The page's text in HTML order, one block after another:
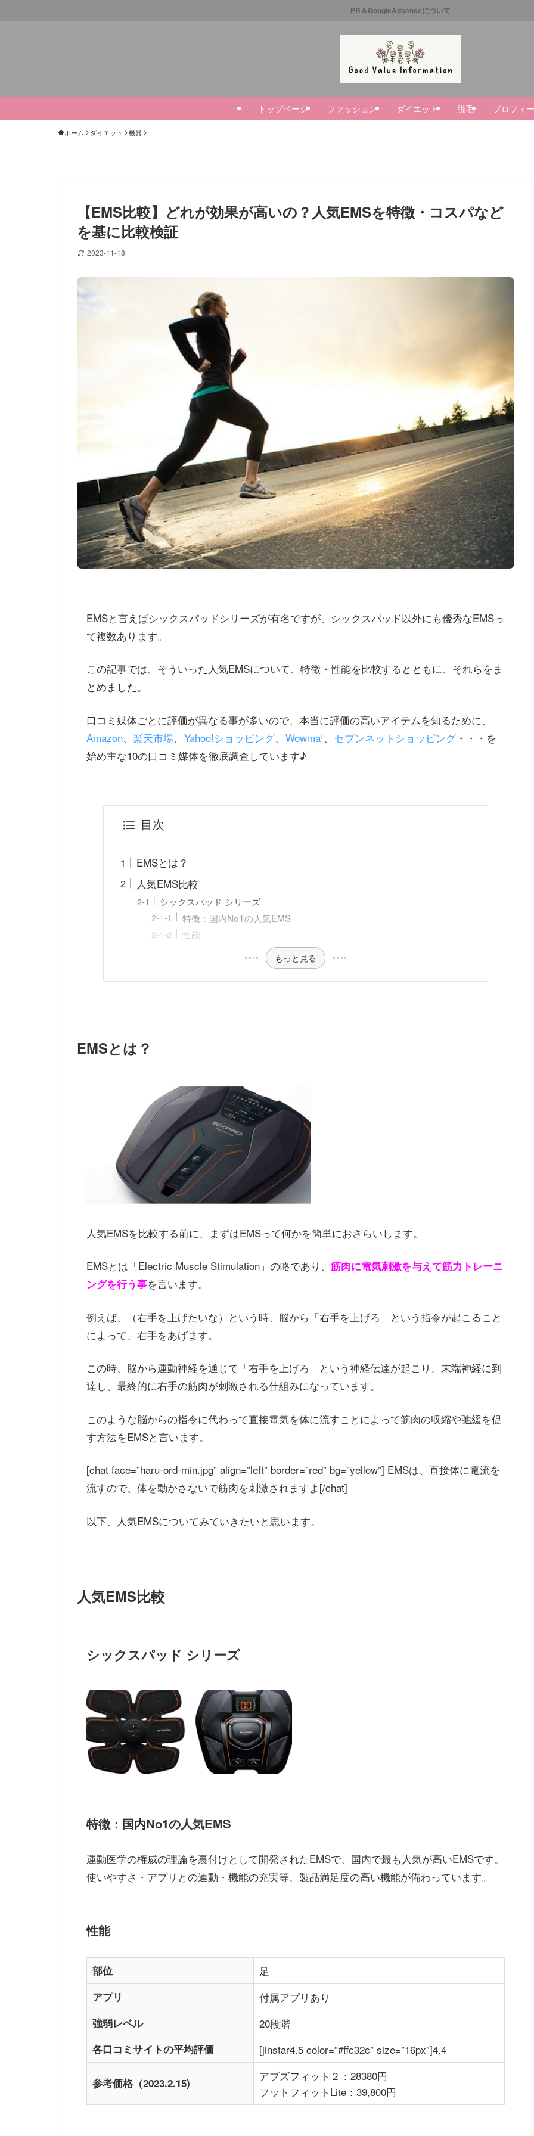
PR＆GoogleAdsenseについて
トップページ ファッション ダイエット 脱毛 プロフィ
ホーム ダイエット 機器
【EMS比較】どれが効果が高いの？人気EMSを特徴・コスパなど
を基に比較検証
2023-11-18
EMSと言えばシックスパッドシリーズが有名ですが、シックスパッド以外にも優秀なEMSっ
て複数あります。
この記事では、そういった人気EMSについて、特徴・性能を比較するとともに、それらをま
とめました。
口コミ媒体ごとに評価が異なる事が多いので、本当に評価の高いアイテムを知るために、
Amazon、 楽天市場、 Yahoo!ショッピング、 Wowma!、 セブンネットショッピング ・・・を
始め主な10の口コミ媒体を徹底調査しています♪
目次
EMSとは？
人気EMS比較
シックスパッド シリーズ
特徴：国内No1の人気EMS
性能
もっと見る
EMSとは？
人気EMSを比較する前に、まずはEMSって何かを簡単におさらいします。
EMSとは「Electric Muscle Stimulation」の略であり、 筋肉に電気刺激を与えて筋力トレーニ
ングを行う事を言います。
例えば、（右手を上げたいな）という時、脳から「右手を上げろ」という指令が起こること
によって、右手をあげます。
この時、脳から運動神経を通じて「右手を上げろ」という神経伝達が起こり、末端神経に到
達し、最終的に右手の筋肉が刺激される仕組みになっています。
このような脳からの指令に代わって直接電気を体に流すことによって筋肉の収縮や弛緩を促
す方法をEMSと言います。
[chat face=”haru-ord-min.jpg” align=”left” border=”red” bg=”yellow”] EMSは、直接体に電流を
流すので、体を動かさないで筋肉を刺激されますよ[/chat]
以下、人気EMSについてみていきたいと思います。
人気EMS比較
シックスパッド シリーズ
特徴：国内No1の人気EMS
運動医学の権威の理論を裏付けとして開発されたEMSで、国内で最も人気が高いEMSです。
使いやすさ・アプリとの連動・機能の充実等、製品満足度の高い機能が備わっています。
性能
部位 足
アプリ 付属アプリあり
強弱レベル 20段階
各口コミサイトの平均評価 [jinstar4.5 color=”#ffc32c” size=”16px”]4.4
参考価格（2023.2.15)
アブズフィット２：28380円
フットフィットLite：39,800円